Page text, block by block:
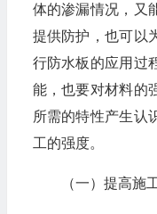
体的渗漏情况，又
提供防护，也可以
行防水板的应用过
能，也要对材料的
所需的特性产生认
工的强度。
（一）提高施